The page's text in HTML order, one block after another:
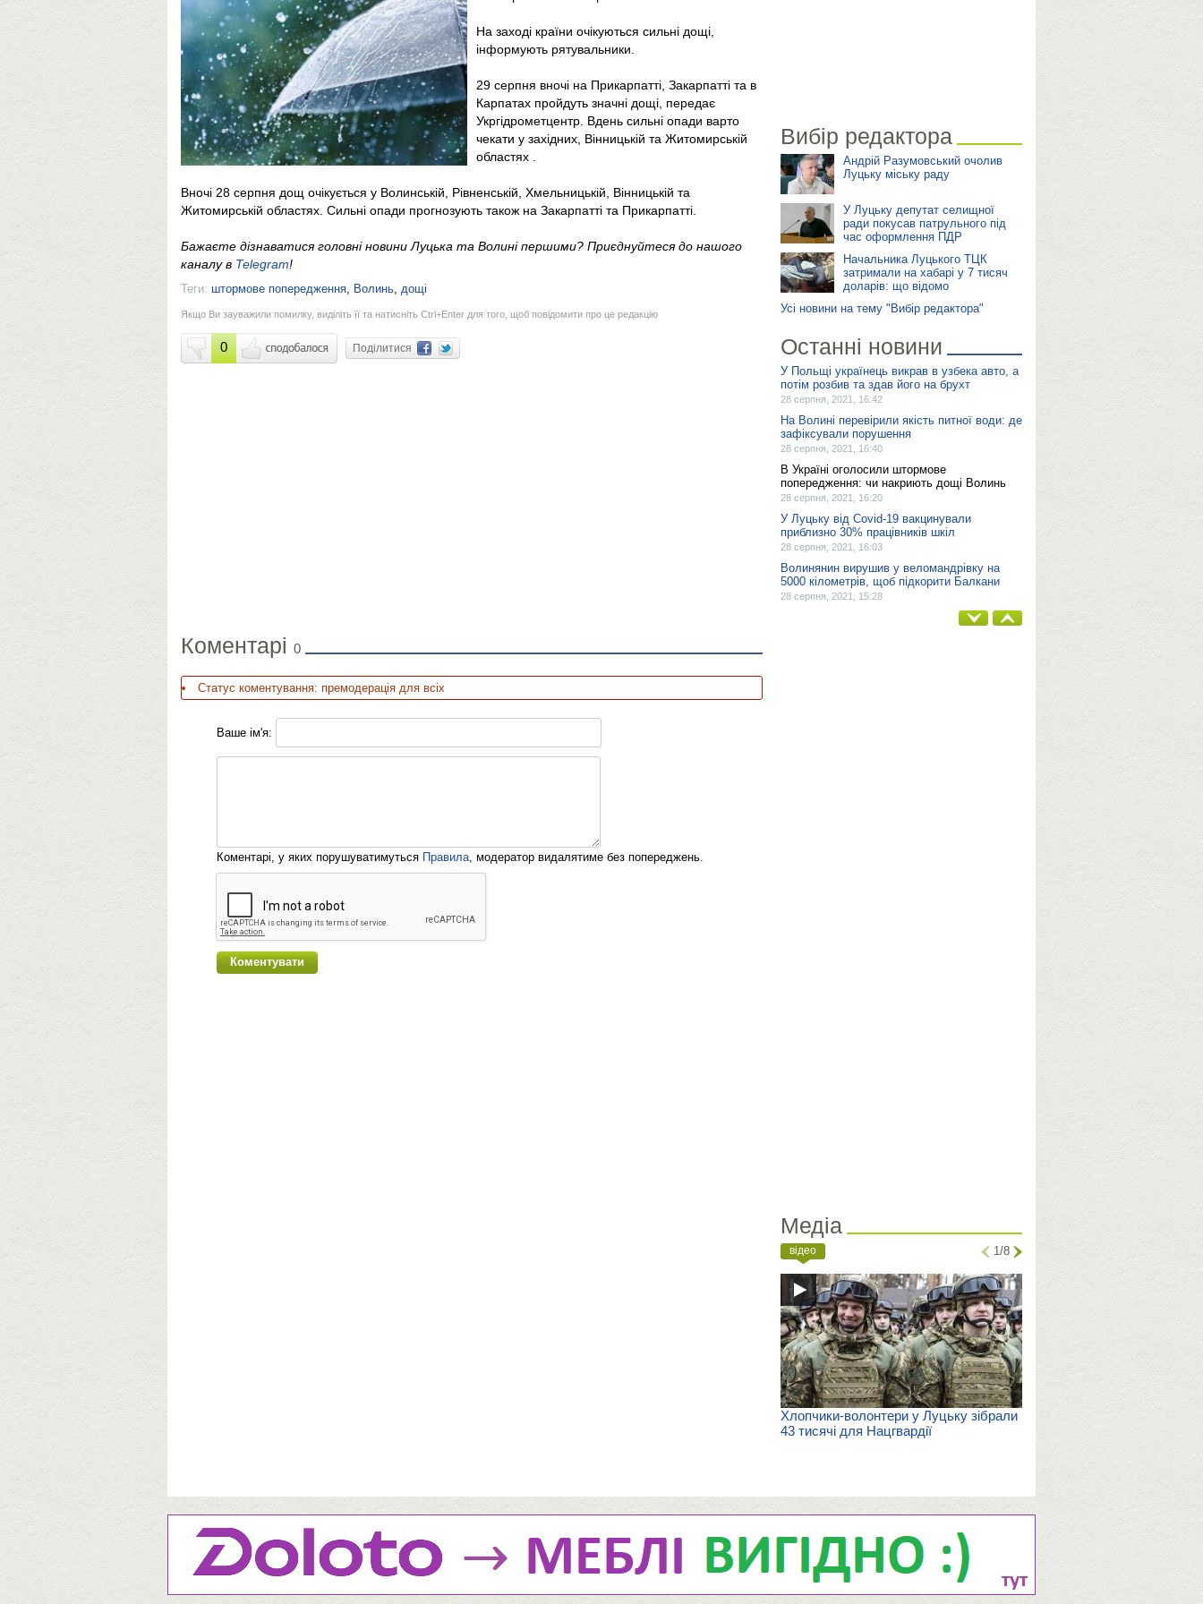
На заході країни очікуються сильні дощі,
інформують рятувальники.
29 серпня вночі на Прикарпатті, Закарпатті та в
Карпатах пройдуть значні дощі, передає
Укргідрометцентр. Вдень сильні опади варто
чекати у західних, Вінницькій та Житомирській
областях .
Вночі 28 серпня дощ очікується у Волинській, Рівненській, Хмельницькій, Вінницькій та
Житомирській областях. Сильні опади прогнозують також на Закарпатті та Прикарпатті.
Бажаєте дізнаватися головні новини Луцька та Волині першими? Приєднуйтеся до нашого
каналу в Telegram!
Теги: штормове попередження, Волинь, дощі
Якщо Ви зауважили помилку, виділіть її та натисніть Ctrl+Enter для того, щоб повідомити про це редакцію
0 Поділитися
Коментарі 0
Статус коментування: премодерація для всіх
Ваше ім'я:
Коментарі, у яких порушуватимуться Правила, модератор видалятиме без попереджень.
Вибір редактора
Андрій Разумовський очолив
Луцьку міську раду
У Луцьку депутат селищної
ради покусав патрульного під
час оформлення ПДР
Начальника Луцького ТЦК
затримали на хабарі у 7 тисяч
доларів: що відомо
Усі новини на тему "Вибір редактора"
Останні новини
У Польщі українець викрав в узбека авто, а
потім розбив та здав його на брухт
28 серпня, 2021, 16:42
На Волині перевірили якість питної води: де
зафіксували порушення
28 серпня, 2021, 16:40
В Україні оголосили штормове
попередження: чи накриють дощі Волинь
28 серпня, 2021, 16:20
У Луцьку від Covid-19 вакцинували
приблизно 30% працівників шкіл
28 серпня, 2021, 16:03
Волинянин вирушив у веломандрівку на
5000 кілометрів, щоб підкорити Балкани
28 серпня, 2021, 15:28
Медіа
відео 1/8
Хлопчики-волонтери у Луцьку зібрали
43 тисячі для Нацгвардії